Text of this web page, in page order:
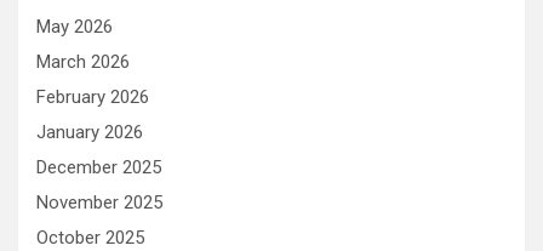
May 2026
March 2026
February 2026
January 2026
December 2025
November 2025
October 2025